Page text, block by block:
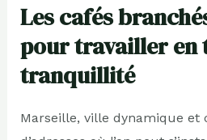
Les cafés
pour travailler en
tranquillité
Marseille, ville dynamique et